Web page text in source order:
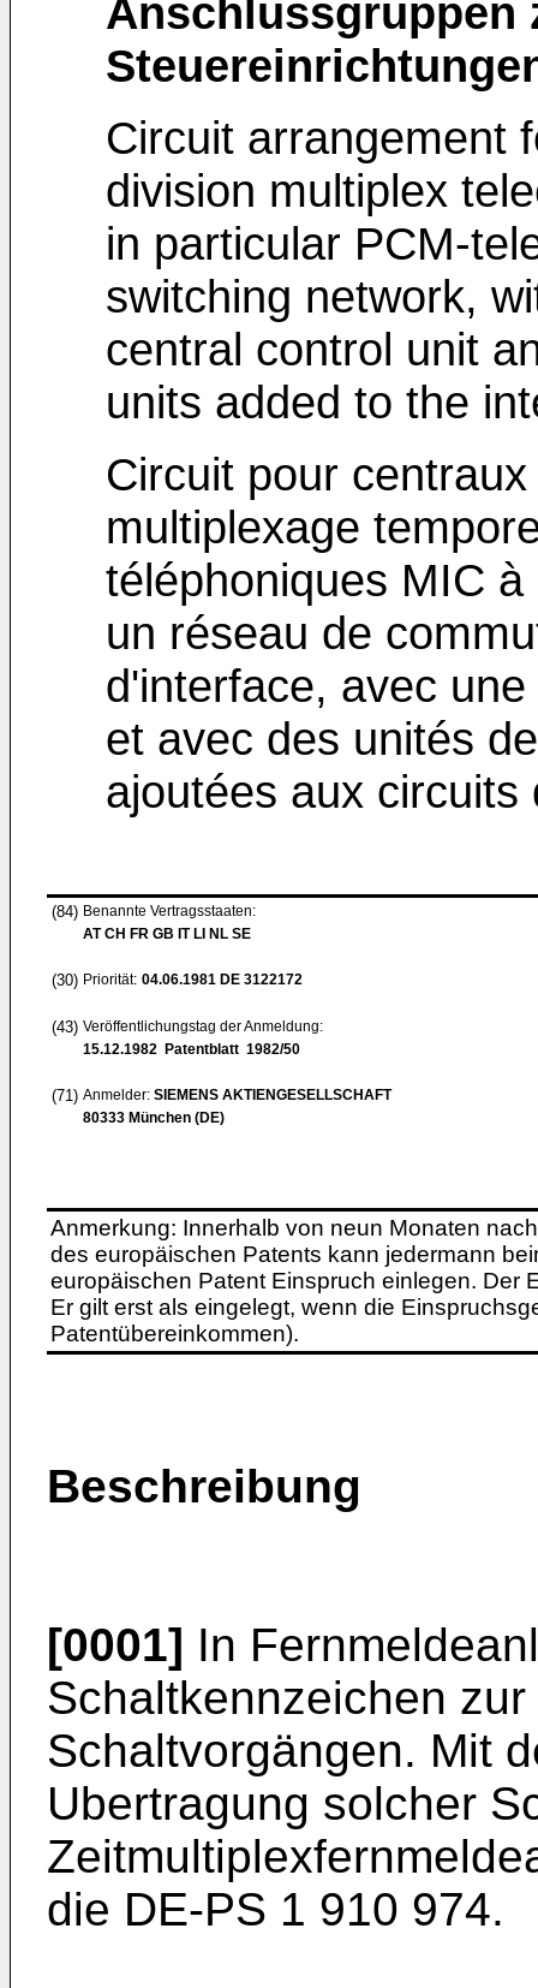
Anschlussgruppen
Circuit arrangement
division multiplex
in particular PCM-
switching network,
central control unit
units added to the
Circuit pour
multiplexage
téléphoniques MIC
un réseau de
d'interface, avec
et avec des unités
ajoutées aux circuits
(84) Benannte Vertragsstaaten:
AT CH FR GB IT LI NL SE
(30) Priorität: 04.06.1981 DE 3122172
(43) Veröffentlichungstag der Anmeldung:
15.12.1982 Patentblatt 1982/50
(71) Anmelder: SIEMENS AKTIENGESELLSCHAFT
80333 München (DE)
Anmerkung: Innerhalb von neun Monaten
des europäischen Patents kann jedermann
europäischen Patent Einspruch einlegen. Der
Er gilt erst als eingelegt, wenn die
Patentübereinkommen).
Beschreibung
[0001] In
Schaltkennzeichen
Schaltvorgängen. Mit
Ubertragung solcher
die DE-PS 1 910 974.